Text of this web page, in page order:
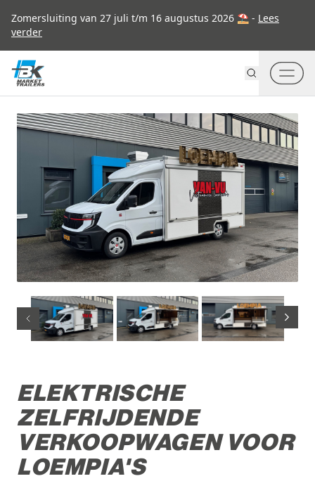
Zomersluiting van 27 juli t/m 16 augustus 2026 ⛱ - Lees
verder
ELEKTRISCHE
ZELFRIJDENDE
VERKOOPWAGEN VOOR
LOEMPIA'S